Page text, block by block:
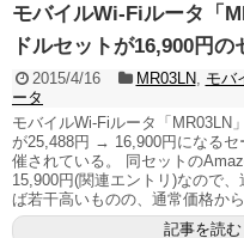
モバイルWi-Fiルータ「
ドルセットが16,900円の
2015/4/16 MR03LN モバ
ータ
モバイルWi-Fiルータ「MR03LN
が25,488円 → 16,900円になるセ
催されている。 同セットの
15,900円(関連エントリ)なので
ば若干高いものの、通常価格か
記事を読む